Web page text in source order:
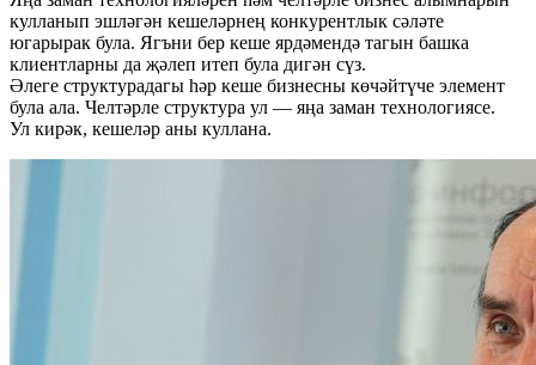
кулланып эшләгән кешеләрнең конкурентлык сәләте
югарырак була. Ягъни бер кеше ярдәмендә тагын башка
клиентларны да җәлеп итеп була дигән сүз.
Әлеге структурадагы һәр кеше бизнесны көчәйтүче элемент
була ала. Челтәрле структура ул — яңа заман технологиясе.
Ул кирәк, кешеләр аны куллана.